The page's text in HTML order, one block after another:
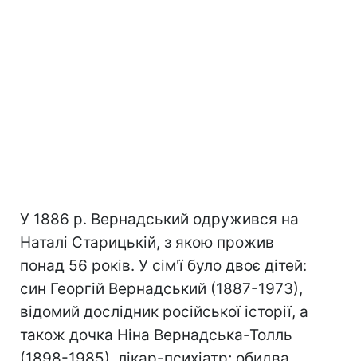
У 1886 р. Вернадський одружився на
Наталі Старицькій, з якою прожив
понад 56 років. У сім'ї було двоє дітей:
син Георгій Вернадський (1887-1973),
відомий дослідник російської історії, а
також дочка Ніна Вернадська-Толль